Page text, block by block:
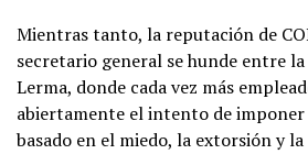
Mientras tanto, la reputación de
secretario general se hunde entre
Lerma, donde cada vez más
abiertamente el intento de
basado en el miedo, la extorsión y